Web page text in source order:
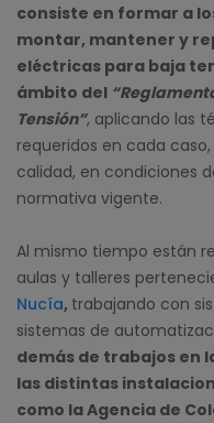
consiste en formar a
montar, mantener y
eléctricas para baja
ámbito del
Tensión”, aplicando las
requeridos en cada
calidad, en condiciones
normativa vigente.
Al mismo tiempo están
aulas y talleres
Nucía, trabajando con
sistemas de
demás de trabajos en
las distintas
como la Agencia de